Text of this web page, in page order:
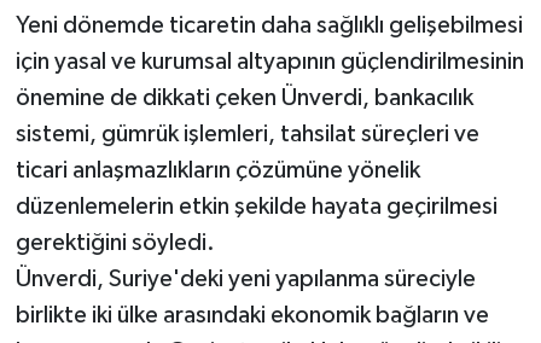
Yeni dönemde ticaretin daha sağlıklı gelişebilmesi
için yasal ve kurumsal altyapının güçlendirilmesinin
önemine de dikkati çeken Ünverdi, bankacılık
sistemi, gümrük işlemleri, tahsilat süreçleri ve
ticari anlaşmazlıkların çözümüne yönelik
düzenlemelerin etkin şekilde hayata geçirilmesi
gerektiğini söyledi.
Ünverdi, Suriye'deki yeni yapılanma süreciyle
birlikte iki ülke arasındaki ekonomik bağların ve